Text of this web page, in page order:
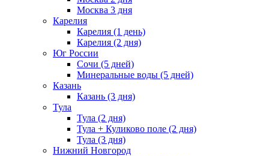
Москва 3 дня
Карелия
Карелия (1 день)
Карелия (2 дня)
Юг России
Сочи (5 дней)
Минеральные воды (5 дней)
Казань
Казань (3 дня)
Тула
Тула (2 дня)
Тула + Куликово поле (2 дня)
Тула (3 дня)
Нижний Новгород